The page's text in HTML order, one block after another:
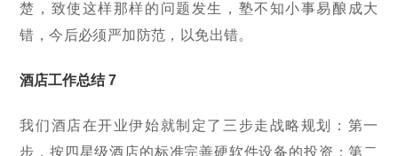
楚，致使这样那样的问题发生，塾不知小事易酿成大
错，今后必须严加防范，以免出错。
酒店工作总结 7
我们酒店在开业伊始就制定了三步走战略规划：第一
步，按四星级酒店的标准完善硬软件设备的投资；第二